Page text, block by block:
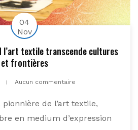
04
Nov
l’art textile transcende cultures
et frontières
Aucun commentaire
pionnière de l’art textile,
en medium d’expression